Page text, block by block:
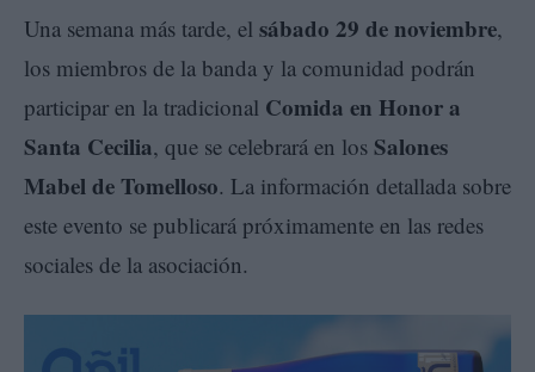
Una semana más tarde, el sábado 29 de noviembre,
los miembros de la banda y la comunidad podrán
participar en la tradicional Comida en Honor a
Santa Cecilia, que se celebrará en los Salones
Mabel de Tomelloso. La información detallada sobre
este evento se publicará próximamente en las redes
sociales de la asociación.